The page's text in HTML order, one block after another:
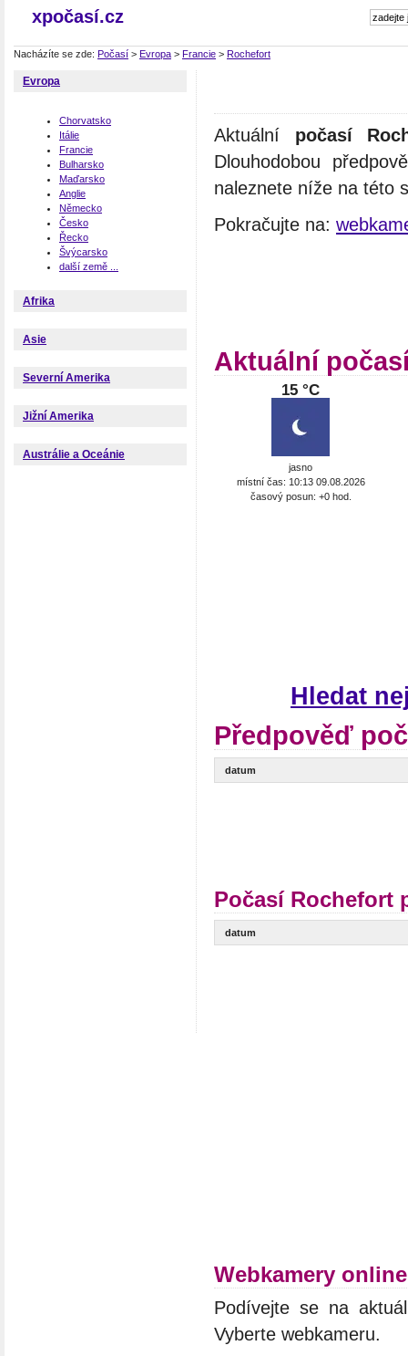
xpočasí.cz
Nacházíte se zde: Počasí > Evropa > Francie > Rochefort
Evropa
Chorvatsko
Itálie
Francie
Bulharsko
Maďarsko
Anglie
Německo
Česko
Řecko
Švýcarsko
další země ...
Afrika
Asie
Severní Amerika
Jižní Amerika
Austrálie a Oceánie
Aktuální počasí
Dlouhodobou
naleznete níže na této
Pokračujte na:
Aktuální
15 °C
jasno
místní čas: 10:13 09.08.2026
časový posun: +0 hod.
Hledat
Předpověď
datum
Počasí Rochefort
datum
Webkamery
Podívejte se na
Vyberte webkameru.